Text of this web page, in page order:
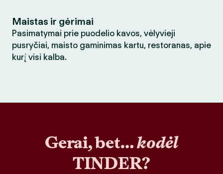
Maistas ir gėrimai
Pasimatymai prie puodelio kavos, vėlyvieji
pusryčiai, maisto gaminimas kartu, restoranas, apie
kurį visi kalba.
Gerai, bet…kodėl
TINDER?